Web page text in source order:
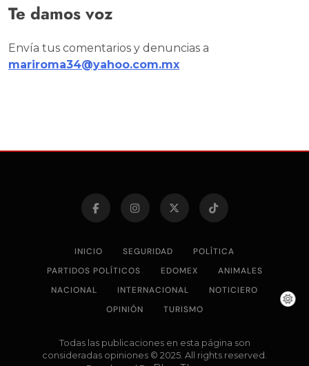
Te damos voz
Envía tus comentarios y denuncias a
mariroma34@yahoo.com.mx
INICIO SEGURIDAD
POLÍTICA
PARTIDOS POLÍTICOS
EDOMEX
ANIMALES
NACIONAL
INTERNACIONAL
NOTICIERO
OPINIÓN
TURISMO
Todas las publicaciones en esta página son
consideradas opiniones © 2025. All rights reserved.